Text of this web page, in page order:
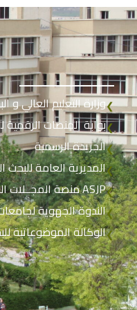
❮وزارة التعليم العالي و
❮بوابة المنصات الرقمية
❮الجريدة الرسمية
❮المديرية العامة للبحث
❮منصة المجــلات العلمية الجزائرية ASJP
❮الندوة الجهوية
❮الوكالة الموضوعاتية